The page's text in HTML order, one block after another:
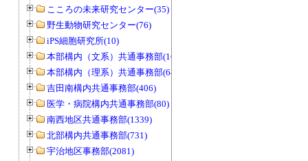
こころの未来研究センター(35)
野生動物研究センター(76)
iPS細胞研究所(10)
本部構内（文系）共通事務部(165)
本部構内（理系）共通事務部(646)
吉田南構内共通事務部(406)
医学・病院構内共通事務部(80)
南西地区共通事務部(1339)
北部構内共通事務部(731)
宇治地区事務部(2081)